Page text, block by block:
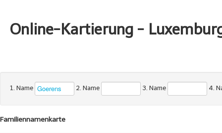
Online-Kartierung -
1. Name 2. Name 3. Name 4.
Familiennamenkarte